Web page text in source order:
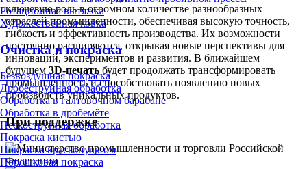
Ротационная вытяжка
Художественная ковка
Очистка и покраска
Безвоздушная покраска
Дробеструйная обработка
Обработка в галтовочном барабане
Обработка в дробемёте
Пескоструйная обработка
Покраска кистью
Покраска краскопультом
Порошковая покраска
ключевую роль в огромном количестве разнообразных
отраслей промышленности, обеспечивая высокую точность,
гибкость и эффективность производства. Их возможности
постоянно расширяются, открывая новые перспективы для
инноваций, экспериментов и развития. В ближайшем
будущем 3D-печать будет продолжать трансформировать
промышленность и способствовать появлению новых
производств уникальных продуктов.
При поддержке